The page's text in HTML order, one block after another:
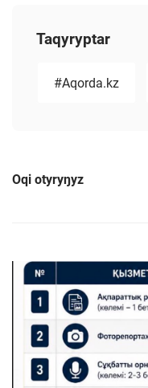
Taqyryptar
#Aqorda.kz
Oqi otyryŋyz